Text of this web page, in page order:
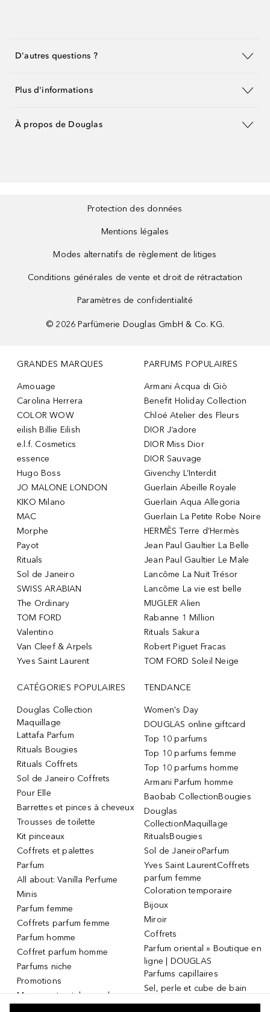
D'autres questions ?
Plus d'informations
À propos de Douglas
Protection des données
Mentions légales
Modes alternatifs de règlement de litiges
Conditions générales de vente et droit de rétractation
Paramètres de confidentialité
© 2026 Parfümerie Douglas GmbH & Co. KG.
GRANDES MARQUES
Amouage
Carolina Herrera
COLOR WOW
eilish Billie Eilish
e.l.f. Cosmetics
essence
Hugo Boss
JO MALONE LONDON
KIKO Milano
MAC
Morphe
Payot
Rituals
Sol de Janeiro
SWISS ARABIAN
The Ordinary
TOM FORD
Valentino
Van Cleef & Arpels
Yves Saint Laurent
PARFUMS POPULAIRES
Armani Acqua di Giò
Benefit Holiday Collection
Chloé Atelier des Fleurs
DIOR J’adore
DIOR Miss Dior
DIOR Sauvage
Givenchy L’Interdit
Guerlain Abeille Royale
Guerlain Aqua Allegoria
Guerlain La Petite Robe Noire
HERMÈS Terre d’Hermès
Jean Paul Gaultier La Belle
Jean Paul Gaultier Le Male
Lancôme La Nuit Trésor
Lancôme La vie est belle
MUGLER Alien
Rabanne 1 Million
Rituals Sakura
Robert Piguet Fracas
TOM FORD Soleil Neige
CATÉGORIES POPULAIRES
Douglas Collection
Maquillage
Lattafa Parfum
Rituals Bougies
Rituals Coffrets
Sol de Janeiro Coffrets
Pour Elle
Barrettes et pinces à cheveux
Trousses de toilette
Kit pinceaux
Coffrets et palettes
Parfum
All about: Vanilla Perfume
Minis
Parfum femme
Coffrets parfum femme
Parfum homme
Coffret parfum homme
Parfums niche
Promotions
Masque et patch pour les
TENDANCE
Women's Day
DOUGLAS online giftcard
Top 10 parfums
Top 10 parfums femme
Top 10 parfums homme
Armani Parfum homme
Baobab CollectionBougies
Douglas
CollectionMaquillage
RitualsBougies
Sol de JaneiroParfum
Yves Saint LaurentCoffrets
parfum femme
Coloration temporaire
Bijoux
Miroir
Coffrets
Parfum oriental » Boutique en
ligne | DOUGLAS
Parfums capillaires
Sel, perle et cube de bain
Dermaroller